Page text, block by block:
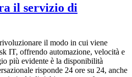
il servizio di
il modo in cui viene
IT, offrendo automazione, velocità e
più evidente è la disponibilità
risponde 24 ore su 24, anche